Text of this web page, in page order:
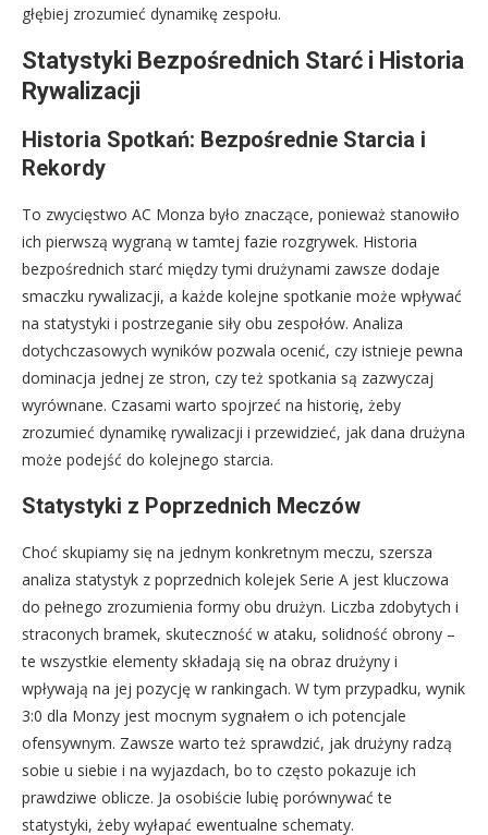
głębiej zrozumieć dynamikę zespołu.
Statystyki Bezpośrednich Starć i Historia
Rywalizacji
Historia Spotkań: Bezpośrednie Starcia i
Rekordy
To zwycięstwo AC Monza było znaczące, ponieważ stanowiło
ich pierwszą wygraną w tamtej fazie rozgrywek. Historia
bezpośrednich starć między tymi drużynami zawsze dodaje
smaczku rywalizacji, a każde kolejne spotkanie może wpływać
na statystyki i postrzeganie siły obu zespołów. Analiza
dotychczasowych wyników pozwala ocenić, czy istnieje pewna
dominacja jednej ze stron, czy też spotkania są zazwyczaj
wyrównane. Czasami warto spojrzeć na historię, żeby
zrozumieć dynamikę rywalizacji i przewidzieć, jak dana drużyna
może podejść do kolejnego starcia.
Statystyki z Poprzednich Meczów
Choć skupiamy się na jednym konkretnym meczu, szersza
analiza statystyk z poprzednich kolejek Serie A jest kluczowa
do pełnego zrozumienia formy obu drużyn. Liczba zdobytych i
straconych bramek, skuteczność w ataku, solidność obrony –
te wszystkie elementy składają się na obraz drużyny i
wpływają na jej pozycję w rankingach. W tym przypadku, wynik
3:0 dla Monzy jest mocnym sygnałem o ich potencjale
ofensywnym. Zawsze warto też sprawdzić, jak drużyny radzą
sobie u siebie i na wyjazdach, bo to często pokazuje ich
prawdziwe oblicze. Ja osobiście lubię porównywać te
statystyki, żeby wyłapać ewentualne schematy.